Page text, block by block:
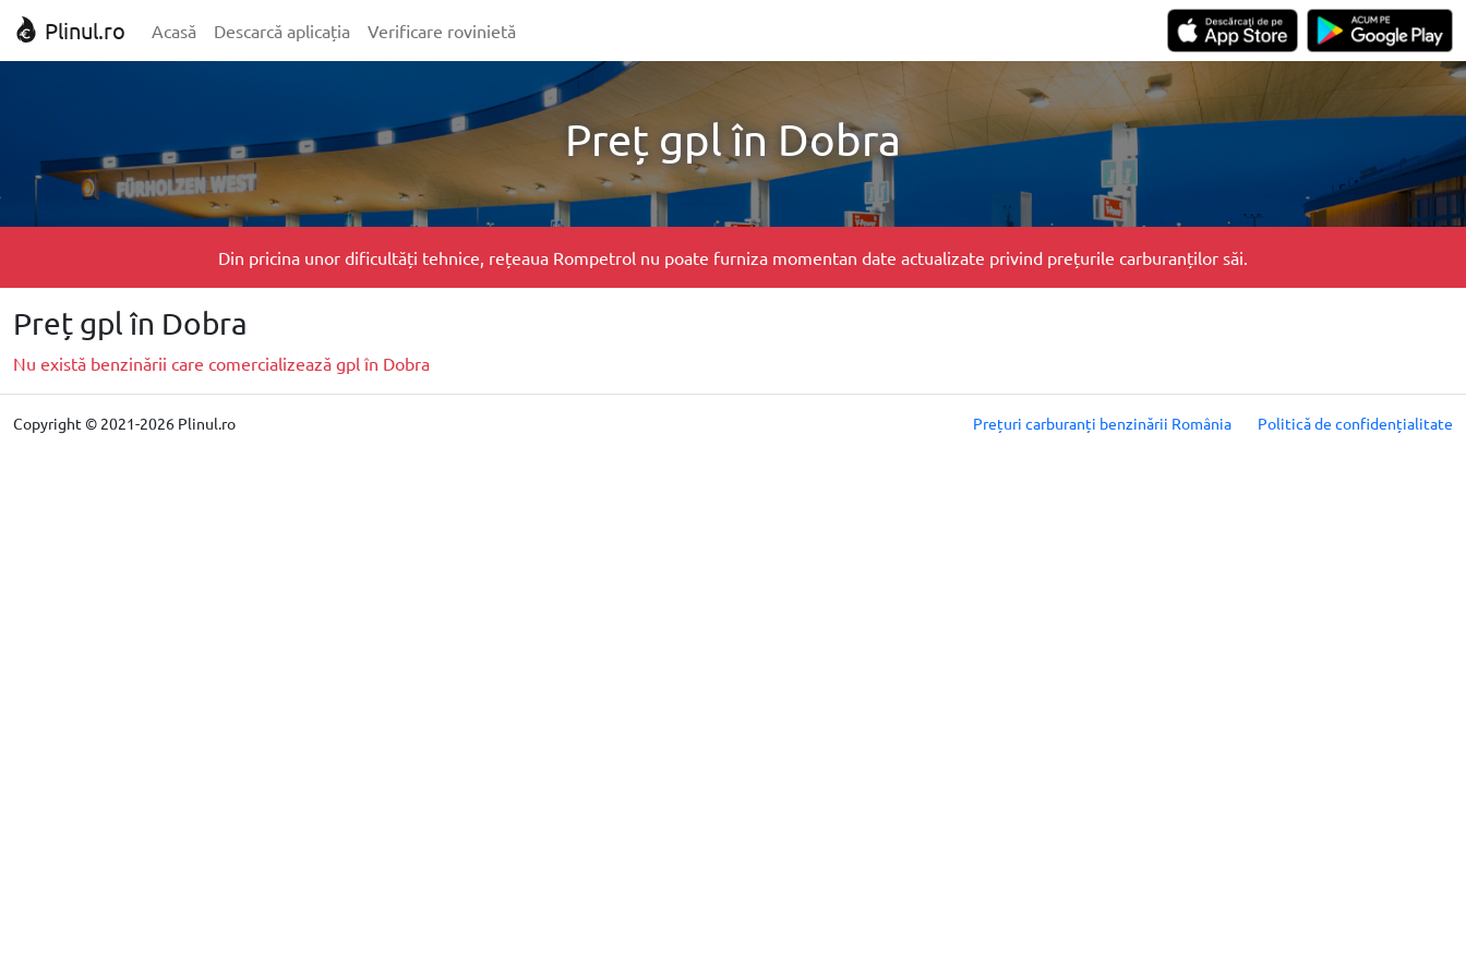
Plinul.ro Acasă Descarcă aplicația Verificare rovinietă
Preț gpl în Dobra
Din pricina unor dificultăți tehnice, rețeaua Rompetrol nu poate furniza momentan date actualizate privind prețurile carburanților săi.
Preț gpl în Dobra
Nu există benzinării care comercializează gpl în Dobra
Copyright © 2021-2026 Plinul.ro Prețuri carburanți benzinării România Politică de confidențialitate